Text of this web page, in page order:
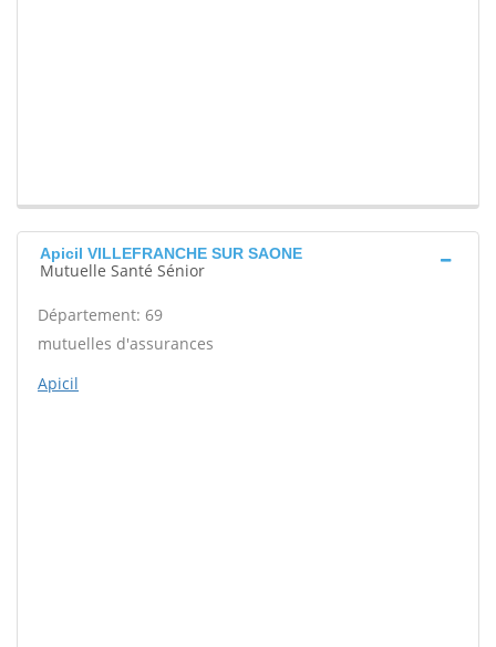
Apicil VILLEFRANCHE SUR SAONE
Mutuelle Santé Sénior
Département: 69
mutuelles d'assurances
Apicil